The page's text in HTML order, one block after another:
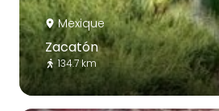
Mexique
Zacatón
134.7 km